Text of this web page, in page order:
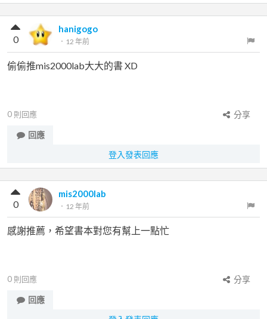
hanigogo
． 12 年前
0
偷偷推mis2000lab大大的書 XD
0 則回應
分享
回應
登入發表回應
mis2000lab
． 12 年前
0
感謝推薦，希望書本對您有幫上一點忙
0 則回應
分享
回應